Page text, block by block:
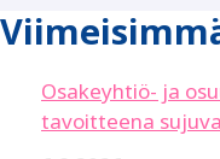
Osakeyhtiö- ja
tavoitteena